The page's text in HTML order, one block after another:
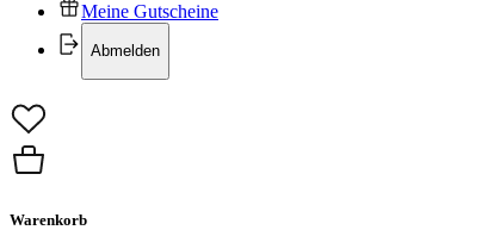
Meine Gutscheine
Abmelden
Warenkorb